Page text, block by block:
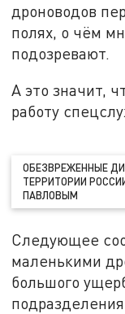
дроноводов
полях, о чём
подозревают.
А это значит,
работу
ОБЕЗВРЕЖЕННЫЕ
ТЕРРИТОРИИ
ПАВЛОВЫМ
Следующее
маленькими
большого